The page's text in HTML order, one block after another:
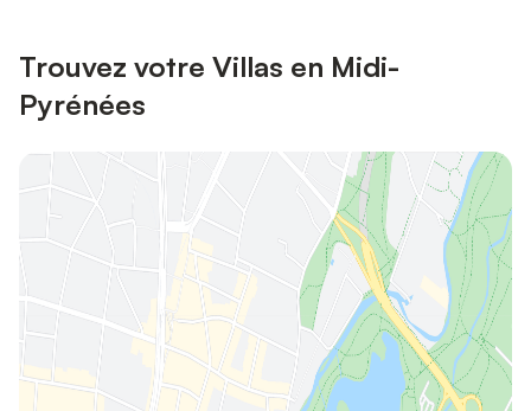
Trouvez votre Villas en Midi-
Pyrénées